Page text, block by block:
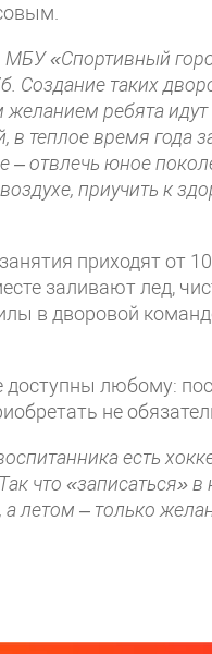
«Спортивный
Создание таких
желанием ребята
в теплое время
отвлечь юное
приучить к
приходят от
заливают лед,
в дворовой
любому:
не
есть
что
летом – только